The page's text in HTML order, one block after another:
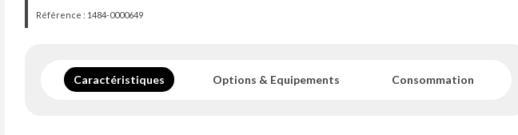
Livraison dans toute la France métropolitaine (sur devis)
⸻
Référence : 1484-0000649
Caractéristiques Options & Equipements Consommation